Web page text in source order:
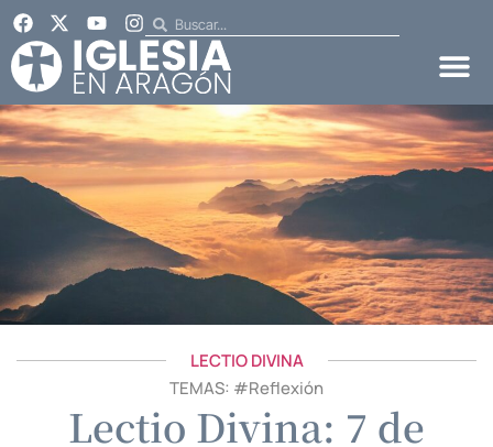
LECTIO DIVINA
TEMAS: #Reflexión
Lectio Divina: 7 de